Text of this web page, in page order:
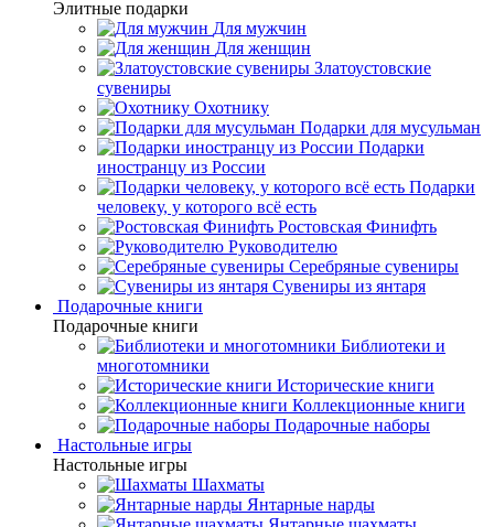
Элитные подарки
Для мужчин
Для женщин
Златоустовские
сувениры
Охотнику
Подарки для мусульман
Подарки
иностранцу из России
Подарки
человеку, у которого всё есть
Ростовская Финифть
Руководителю
Серебряные сувениры
Сувениры из янтаря
Подарочные книги
Подарочные книги
Библиотеки и
многотомники
Исторические книги
Коллекционные книги
Подарочные наборы
Настольные игры
Настольные игры
Шахматы
Янтарные нарды